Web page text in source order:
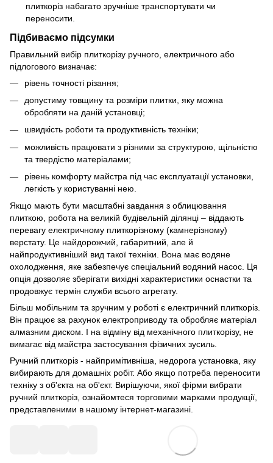
плиткоріз набагато зручніше транспортувати чи
переносити.
Підбиваємо підсумки
Правильний вибір плиткорізу ручного, електричного або
підлогового визначає:
рівень точності різання;
допустиму товщину та розміри плитки, яку можна
обробляти на даній установці;
швидкість роботи та продуктивність техніки;
можливість працювати з різними за структурою, щільністю
та твердістю матеріалами;
рівень комфорту майстра під час експлуатації установки,
легкість у користуванні нею.
Якщо мають бути масштабні завдання з облицювання
плиткою, робота на великій будівельній ділянці – віддають
перевагу електричному плиткорізному (камнерізному)
верстату. Це найдорожчий, габаритний, але й
найпродуктивніший вид такої техніки. Вона має водяне
охолодження, яке забезпечує спеціальний водяний насос. Ця
опція дозволяє зберігати вихідні характеристики оснастки та
продовжує термін служби всього агрегату.
Більш мобільним та зручним у роботі є електричний плиткоріз.
Він працює за рахунок електроприводу та обробляє матеріал
алмазним диском. І на відміну від механічного плиткорізу, не
вимагає від майстра застосування фізичних зусиль.
Ручний плиткоріз - найпримітивніша, недорога установка, яку
вибирають для домашніх робіт. Або якщо потреба переносити
техніку з об'єкта на об'єкт. Вирішуючи, якої фірми вибрати
ручний плиткоріз, ознайомтеся торговими марками продукції,
представленими в нашому інтернет-магазині.